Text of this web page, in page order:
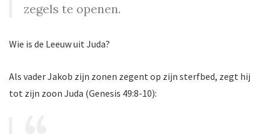
zegels te openen.
Wie is de Leeuw uit Juda?
Als vader Jakob zijn zonen zegent op zijn sterfbed, zegt hij
tot zijn zoon Juda (Genesis 49:8-10):